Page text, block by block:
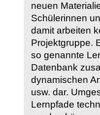
neuen
Schülerinnen
damit arbeiten
Projektgruppe.
so genannte
Datenbank
dynamischen
usw. dar.
Lernpfade